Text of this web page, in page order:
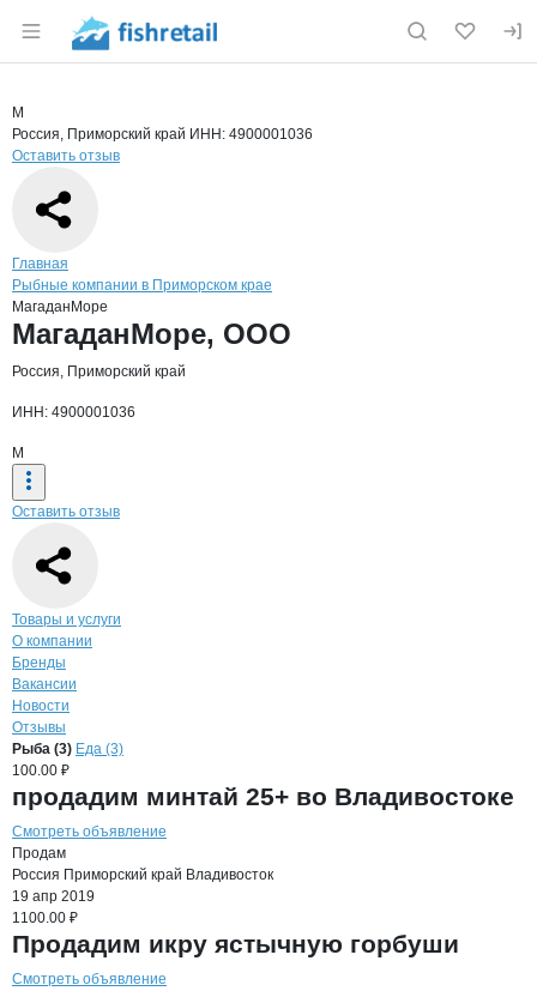
Раздел навигации по сайту fishretail.ru
Страница компании
Страница компании
Краткая информация о компании
М
Россия, Приморский край ИНН: 4900001036
Оставить отзыв
Навигация по сайту
Главная
Рыбные компании в Приморском крае
МагаданМоре
Основная информация о компании
МагаданМоре, ООО
Россия, Приморский край
ИНН: 4900001036
М
Оставить отзыв
Навигация по странице
Товары и услуги
О компании
Бренды
Вакансии
Новости
Отзывы
Продукция
Навигация по продуктам
Рыба (3) Еда (3)
100.00 ₽
продадим минтай 25+ во Владивостоке
Смотреть объявление
Продам
Россия Приморский край Владивосток
19 апр 2019
1100.00 ₽
Продадим икру ястычную горбуши
Смотреть объявление